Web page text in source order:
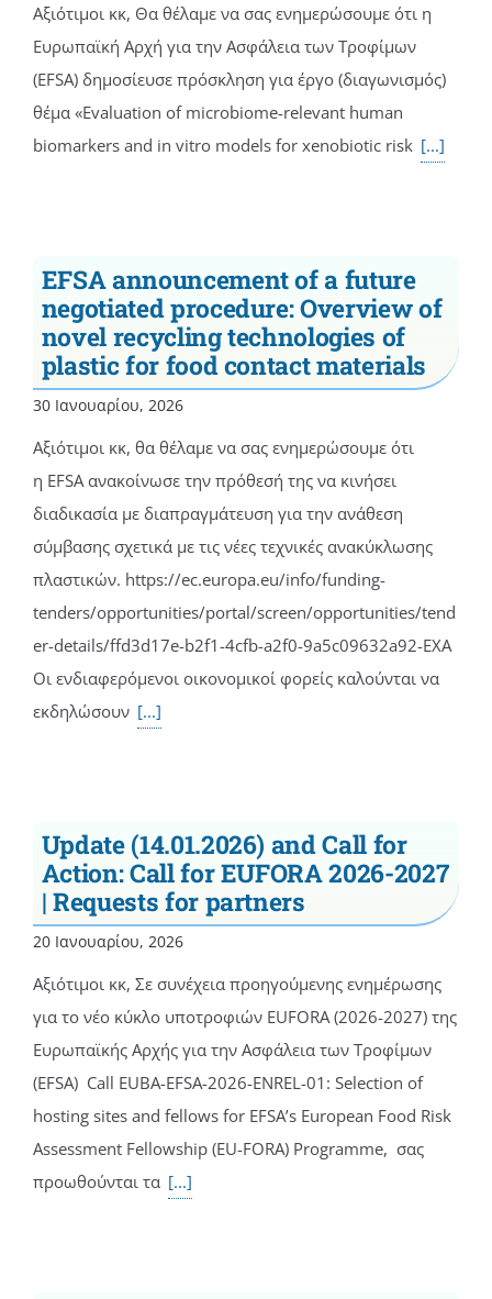
Αξιότιμοι κκ, Θα θέλαμε να σας ενημερώσουμε ότι η
Ευρωπαϊκή Αρχή για την Ασφάλεια των Τροφίμων
(EFSA) δημοσίευσε πρόσκληση για έργο (διαγωνισμός)
θέμα «Evaluation of microbiome-relevant human
biomarkers and in vitro models for xenobiotic risk [...]
EFSA announcement of a future
negotiated procedure: Overview of
novel recycling technologies of
plastic for food contact materials
30 Ιανουαρίου, 2026
Αξιότιμοι κκ, θα θέλαμε να σας ενημερώσουμε ότι
η EFSA ανακοίνωσε την πρόθεσή της να κινήσει
διαδικασία με διαπραγμάτευση για την ανάθεση
σύμβασης σχετικά με τις νέες τεχνικές ανακύκλωσης
πλαστικών. https://ec.europa.eu/info/funding-
tenders/opportunities/portal/screen/opportunities/tend
er-details/ffd3d17e-b2f1-4cfb-a2f0-9a5c09632a92-EXA
Οι ενδιαφερόμενοι οικονομικοί φορείς καλούνται να
εκδηλώσουν [...]
Update (14.01.2026) and Call for
Action: Call for EUFORA 2026-2027
| Requests for partners
20 Ιανουαρίου, 2026
Αξιότιμοι κκ, Σε συνέχεια προηγούμενης ενημέρωσης
για το νέο κύκλο υποτροφιών EUFORA (2026-2027) της
Ευρωπαϊκής Αρχής για την Ασφάλεια των Τροφίμων
(EFSA) Call EUBA-EFSA-2026-ENREL-01: Selection of
hosting sites and fellows for EFSA’s European Food Risk
Assessment Fellowship (EU-FORA) Programme, σας
προωθούνται τα [...]